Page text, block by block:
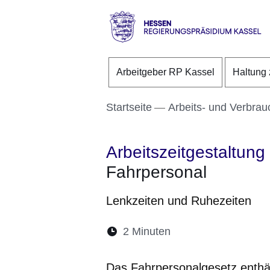
Direkt zum Kopf der
Direkt zum Inhalt
Direkt zum Fuß der
RP
Arbeitgeber RP Kassel Haltung
Startseite Arbeits- und
Arbeitszeitgestaltung
Fahrpersonal
Lenkzeiten und Ruhezeiten
Lesedauer:
2 Minuten
Das Fahrpersonalgesetz